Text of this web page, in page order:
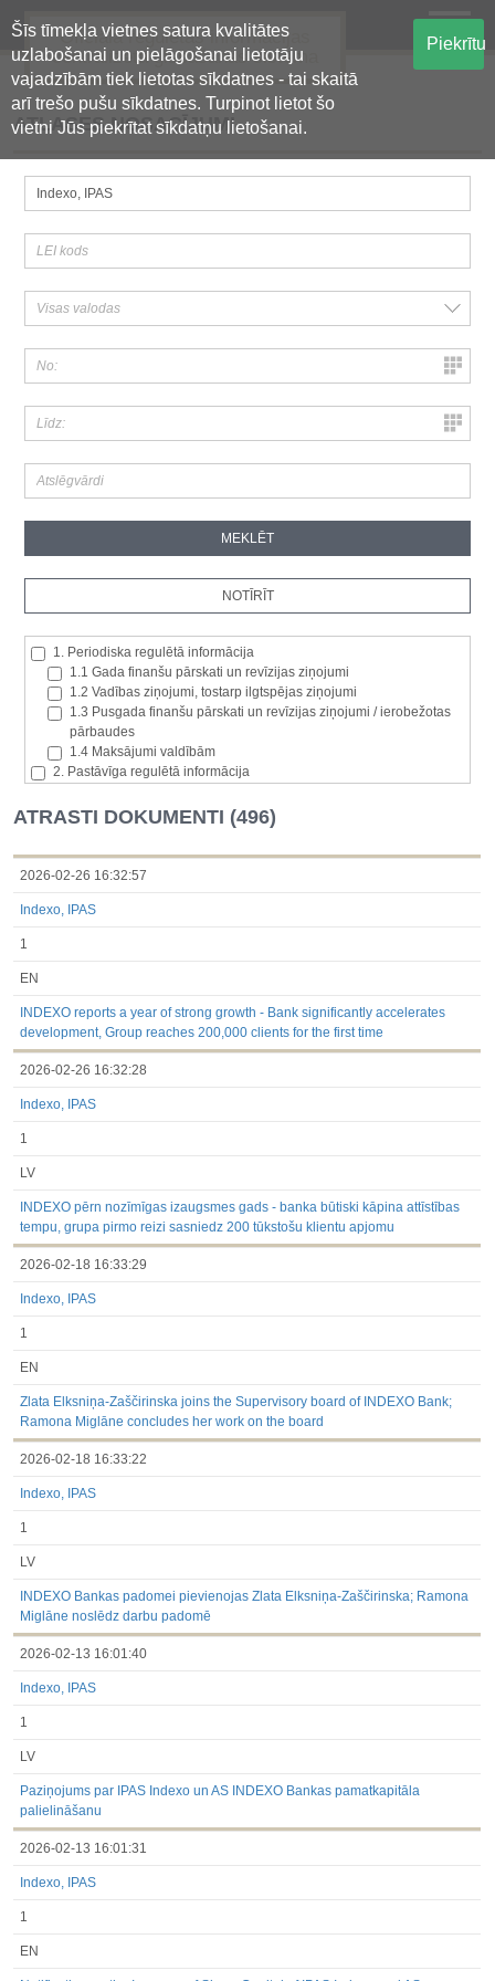
Šīs tīmekļa vietnes satura kvalitātes
uzlabošanai un pielāgošanai lietotāju
vajadzībām tiek lietotas sīkdatnes - tai skaitā
arī trešo pušu sīkdatnes. Turpinot lietot šo
vietni Jūs piekrītat sīkdatņu lietošanai.
Piekrītu
Oficiālā regulētās informācijas
centralizētā glabāšanas sistēma
ATLASES NOSACĪJUMI
1. Periodiska regulētā informācija
1.1 Gada finanšu pārskati un revīzijas ziņojumi
1.2 Vadības ziņojumi, tostarp ilgtspējas ziņojumi
1.3 Pusgada finanšu pārskati un revīzijas ziņojumi / ierobežotas
pārbaudes
1.4 Maksājumi valdībām
2. Pastāvīga regulētā informācija
2.2. Iekšējā informācija
2.3. Paziņojumi par būtisku akciju paketi
2.4. Emitenta paša akciju iegāde vai atsavināšana
2.5. Balsstiesību kopējais skaits un kapitāls
kategorijām
dalībvalsts tiesību aktiem
Līdz 2017.03.01
Finanšu pārskati
Būtiski notikumi
Līdzdalības iegūšana vai zaudēšana
ATRASTI DOKUMENTI (496)
2026-02-26 16:32:57
Indexo, IPAS
1
EN
INDEXO reports a year of strong growth - Bank significantly accelerates
development, Group reaches 200,000 clients for the first time
2026-02-26 16:32:28
Indexo, IPAS
1
LV
INDEXO pērn nozīmīgas izaugsmes gads - banka būtiski kāpina attīstības
tempu, grupa pirmo reizi sasniedz 200 tūkstošu klientu apjomu
2026-02-18 16:33:29
Indexo, IPAS
1
EN
Zlata Elksniņa-Zaščirinska joins the Supervisory board of INDEXO Bank;
Ramona Miglāne concludes her work on the board
2026-02-18 16:33:22
Indexo, IPAS
1
LV
INDEXO Bankas padomei pievienojas Zlata Elksniņa-Zaščirinska; Ramona
Miglāne noslēdz darbu padomē
2026-02-13 16:01:40
Indexo, IPAS
1
LV
Paziņojums par IPAS Indexo un AS INDEXO Bankas pamatkapitāla
palielināšanu
2026-02-13 16:01:31
Indexo, IPAS
1
EN